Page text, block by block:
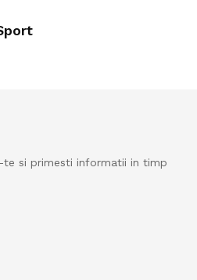
te si primesti informatii in timp